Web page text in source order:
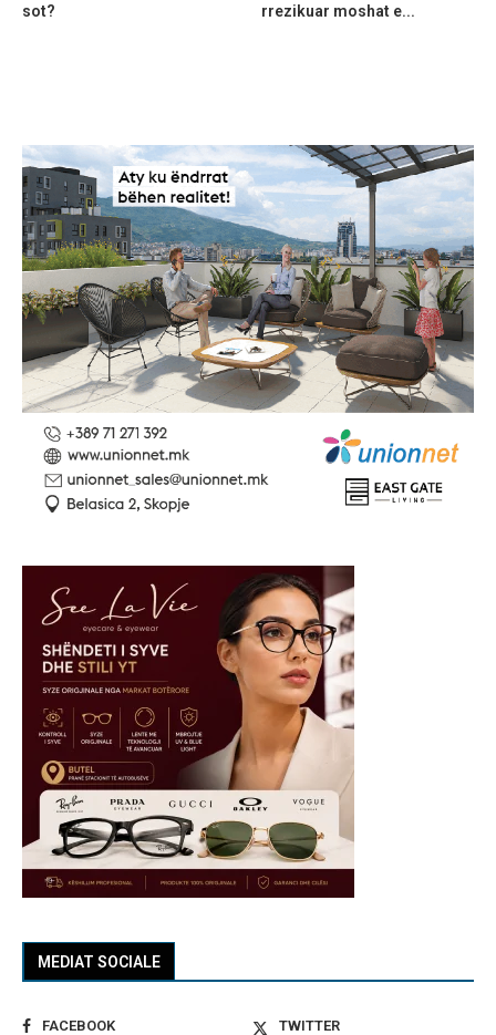
MEDIAT SOCIALE
FACEBOOK
TWITTER
sot?
rrezikuar moshat e...